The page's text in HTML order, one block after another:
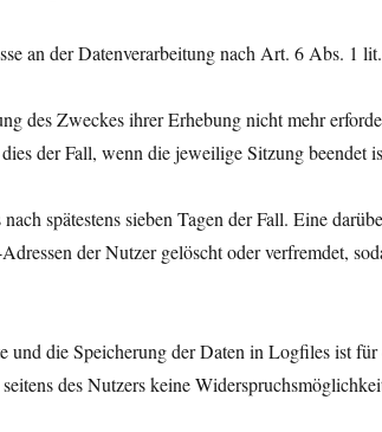
an der Datenverarbeitung nach Art. 6 Abs. 1
des Zweckes ihrer Erhebung nicht mehr
der Fall, wenn die jeweilige Sitzung beendet
spätestens sieben Tagen der Fall. Eine
der Nutzer gelöscht oder verfremdet,
und die Speicherung der Daten in Logfiles ist
des Nutzers keine